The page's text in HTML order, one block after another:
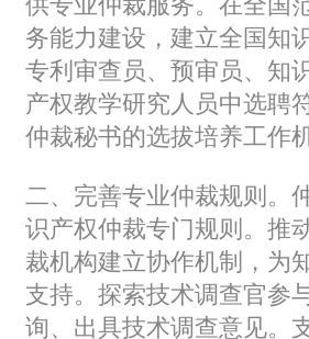
务能力建设，建立全国知
专利审查员、预审员、知
产权教学研究人员中选聘
仲裁秘书的选拔培养工作
二、完善专业仲裁规则。
识产权仲裁专门规则。推
裁机构建立协作机制，为
支持。探索技术调查官参
询、出具技术调查意见。